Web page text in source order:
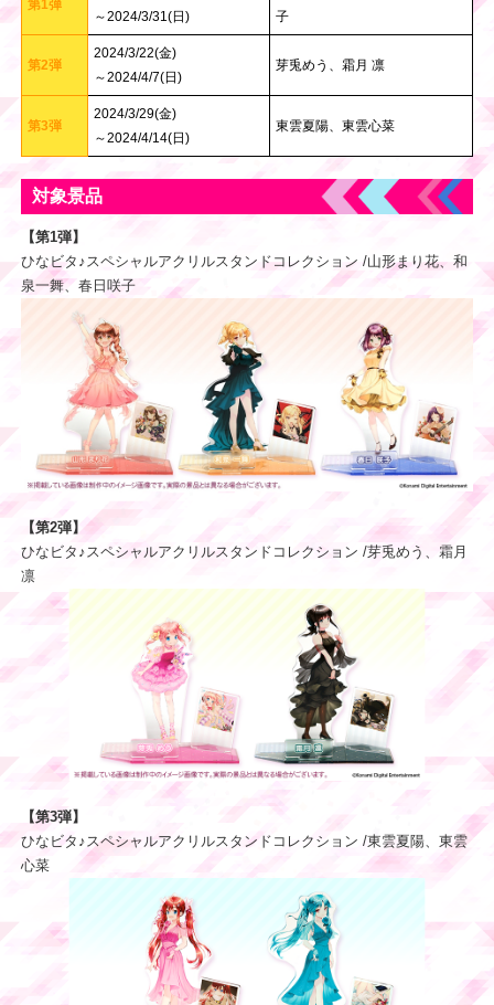
第1弾
～2024/3/31(日)
子
第2弾
2024/3/22(金)
～2024/4/7(日)
芽兎めう、霜月 凛
第3弾
2024/3/29(金)
～2024/4/14(日)
東雲夏陽、東雲心菜
対象景品
【第1弾】
ひなビタ♪スペシャルアクリルスタンドコレクション /山形まり花、和
泉一舞、春日咲子
【第2弾】
ひなビタ♪スペシャルアクリルスタンドコレクション /芽兎めう、霜月
凛
【第3弾】
ひなビタ♪スペシャルアクリルスタンドコレクション /東雲夏陽、東雲
心菜